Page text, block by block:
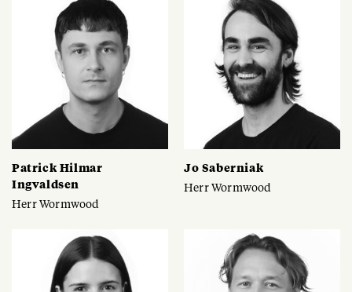
Patrick Hilmar
Ingvaldsen
Herr Wormwood
Jo Saberniak
Herr Wormwood